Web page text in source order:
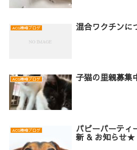
ACG椿峰ブログ 混合ワクチンに
ACG椿峰ブログ 子猫の里親募集
ACG椿峰ブログ パピーパーテ
新 & お知らせ★